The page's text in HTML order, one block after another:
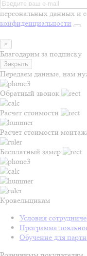
персональных данных и
конфиденциальности
×
Благодарим за подписку
Закрыть
Передаем данные, нам
Обратный звонок
Расчет стоимости
Расчет стоимости
Бесплатный замер
Кровельщикам
Условия
Программа
Обучение для